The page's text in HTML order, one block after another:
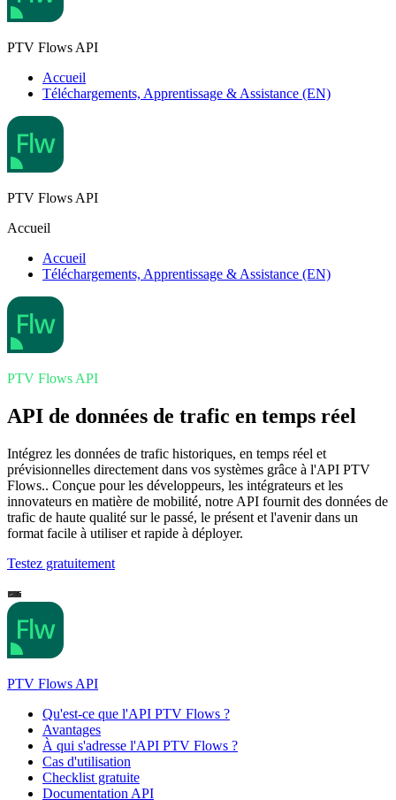
PTV Flows API
Accueil
Téléchargements, Apprentissage & Assistance (EN)
PTV Flows API
Accueil
Accueil
Téléchargements, Apprentissage & Assistance (EN)
PTV Flows API
API de données de trafic en temps réel
Intégrez les données de trafic historiques, en temps réel et
prévisionnelles directement dans vos systèmes grâce à l'API PTV
Flows.. Conçue pour les développeurs, les intégrateurs et les
innovateurs en matière de mobilité, notre API fournit des données de
trafic de haute qualité sur le passé, le présent et l'avenir dans un
format facile à utiliser et rapide à déployer.
Testez gratuitement
PTV Flows API
Qu'est-ce que l'API PTV Flows ?
Avantages
À qui s'adresse l'API PTV Flows ?
Cas d'utilisation
Checklist gratuite
Documentation API